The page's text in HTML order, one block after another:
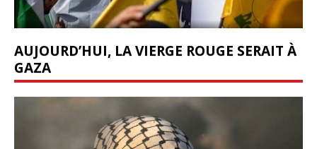
AUJOURD’HUI, LA VIERGE ROUGE SERAIT À
GAZA